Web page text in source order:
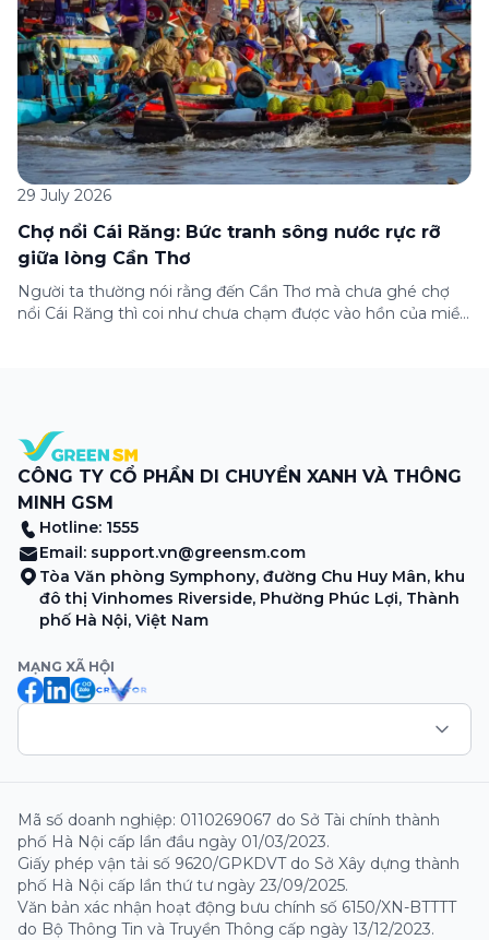
29 July 2026
Chợ nổi Cái Răng: Bức tranh sông nước rực rỡ
giữa lòng Cần Thơ
Người ta thường nói rằng đến Cần Thơ mà chưa ghé chợ
nổi Cái Răng thì coi như chưa chạm được vào hồn của miền
CÔNG TY CỔ PHẦN DI CHUYỂN XANH VÀ THÔNG
MINH GSM
Hotline: 1555
Email: support.vn@greensm.com
Tòa Văn phòng Symphony, đường Chu Huy Mân, khu
đô thị Vinhomes Riverside, Phường Phúc Lợi, Thành
phố Hà Nội, Việt Nam
MẠNG XÃ HỘI
Mã số doanh nghiệp: 0110269067 do Sở Tài chính thành
phố Hà Nội cấp lần đầu ngày 01/03/2023.
Giấy phép vận tải số 9620/GPKDVT do Sở Xây dựng thành
phố Hà Nội cấp lần thứ tư ngày 23/09/2025.
Văn bản xác nhận hoạt động bưu chính số 6150/XN-BTTTT
do Bộ Thông Tin và Truyền Thông cấp ngày 13/12/2023.